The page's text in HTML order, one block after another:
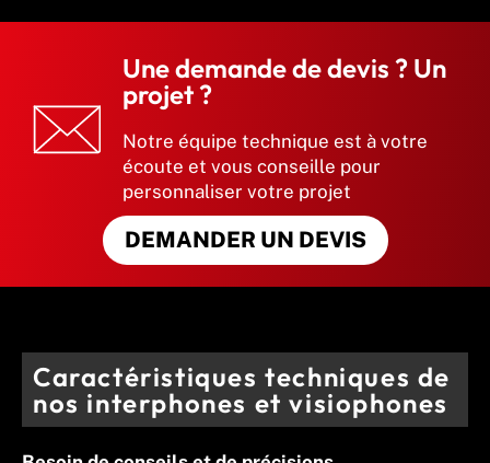
Une demande de devis ? Un
projet ?
Notre équipe technique est à votre
écoute et vous conseille pour
personnaliser votre projet
DEMANDER UN DEVIS
Caractéristiques techniques de
nos interphones et visiophones